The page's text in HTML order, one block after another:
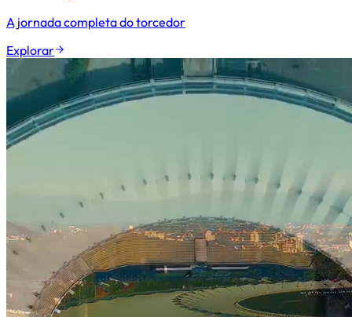
A jornada completa do torcedor
Explorar